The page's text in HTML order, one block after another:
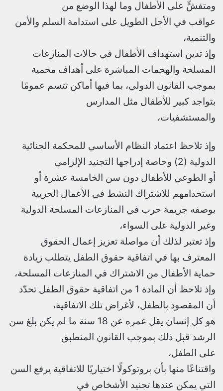
ومتفشٍّ على الأطفال وما لهذا الوضع من
عواقب في الأجل الطويل على استدامة السلم والأمن
والتنمية،
وإذ تدين استهداف الأطفال في حالات المنازعات
المسلحة والهجمات المباشرة على أهداف محمية
بموجب القانون الدولي، بما فيها أماكن تتسم عمومًا
بتواجد كبير للأطفال مثل المدارس
والمستشفيات،
وإذ تلاحظ اعتماد النظام الأساسي للمحكمة الجنائية
الدولية (2) وخاصة إدراجها التجنيد الإلزامي
أو الطوعي للأطفال دون سن الخامسة عشرة أو
استخدامهم للاشتراك النشط في الأعمال الحربية
بوصفه جريمة حرب في المنازعات المسلحة الدولية
وغير الدولية على السواء،
وإذ تعتبر لذلك أن مواصلة تعزيز إعمال الحقوق
المعترف بها في اتفاقية حقوق الطفل يتطلب زيادة
حماية الأطفال من الاشتراك في المنازعات المسلحة،
وإذ تلاحظ أن المادة 1 من اتفاقية حقوق الطفل تحدّد
أن المقصود بالطفل، لأغراض تلك الاتفاقية،
هو كل إنسان يقل عمره عن 18 سنة ما لم يكن بلغ سن
الرشد قبل ذلك بموجب القانون المنطبق
على الطفل،
واقتناعًا منها بأن بروتوكولًا اختياريًا للاتفاقية يرفع السن
التي يمكن عندها تجنيد الأشخاص في